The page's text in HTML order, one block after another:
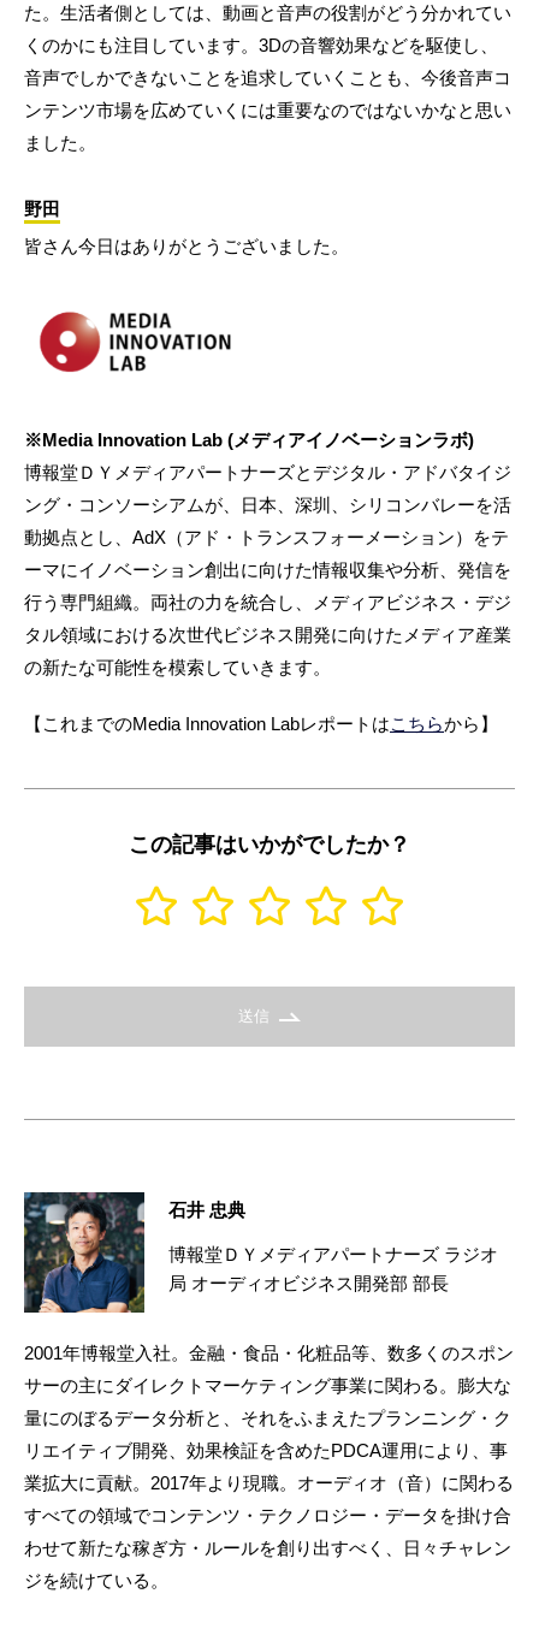
た。生活者側としては、動画と音声の役割がどう分かれてい
くのかにも注目しています。3Dの音響効果などを駆使し、
音声でしかできないことを追求していくことも、今後音声コ
ンテンツ市場を広めていくには重要なのではないかなと思い
ました。
野田
皆さん今日はありがとうございました。
※Media Innovation Lab (メディアイノベーションラボ)
博報堂ＤＹメディアパートナーズとデジタル・アドバタイジ
ング・コンソーシアムが、日本、深圳、シリコンバレーを活
動拠点とし、AdX（アド・トランスフォーメーション）をテ
ーマにイノベーション創出に向けた情報収集や分析、発信を
行う専門組織。両社の力を統合し、メディアビジネス・デジ
タル領域における次世代ビジネス開発に向けたメディア産業
の新たな可能性を模索していきます。
【これまでのMedia Innovation Labレポートはこちらから】
この記事はいかがでしたか？
送信
石井 忠典
博報堂ＤＹメディアパートナーズ ラジオ
局 オーディオビジネス開発部 部長
2001年博報堂入社。金融・食品・化粧品等、数多くのスポン
サーの主にダイレクトマーケティング事業に関わる。膨大な
量にのぼるデータ分析と、それをふまえたプランニング・ク
リエイティブ開発、効果検証を含めたPDCA運用により、事
業拡大に貢献。2017年より現職。オーディオ（音）に関わる
すべての領域でコンテンツ・テクノロジー・データを掛け合
わせて新たな稼ぎ方・ルールを創り出すべく、日々チャレン
ジを続けている。